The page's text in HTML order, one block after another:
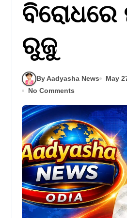
ବିରୋଧରେ
ରୁଜୁ
By Aadyasha News
May
No Comments